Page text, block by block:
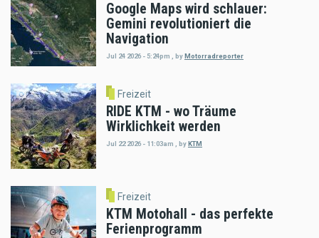
Google Maps wird schlauer:
Gemini revolutioniert die
Navigation
Jul 24 2026 - 5:24pm , byMotorradreporter
Freizeit
RIDE KTM - wo Träume
Wirklichkeit werden
Jul 22 2026 - 11:03am byKTM
Freizeit
KTM Motohall - das perfekte
Ferienprogramm